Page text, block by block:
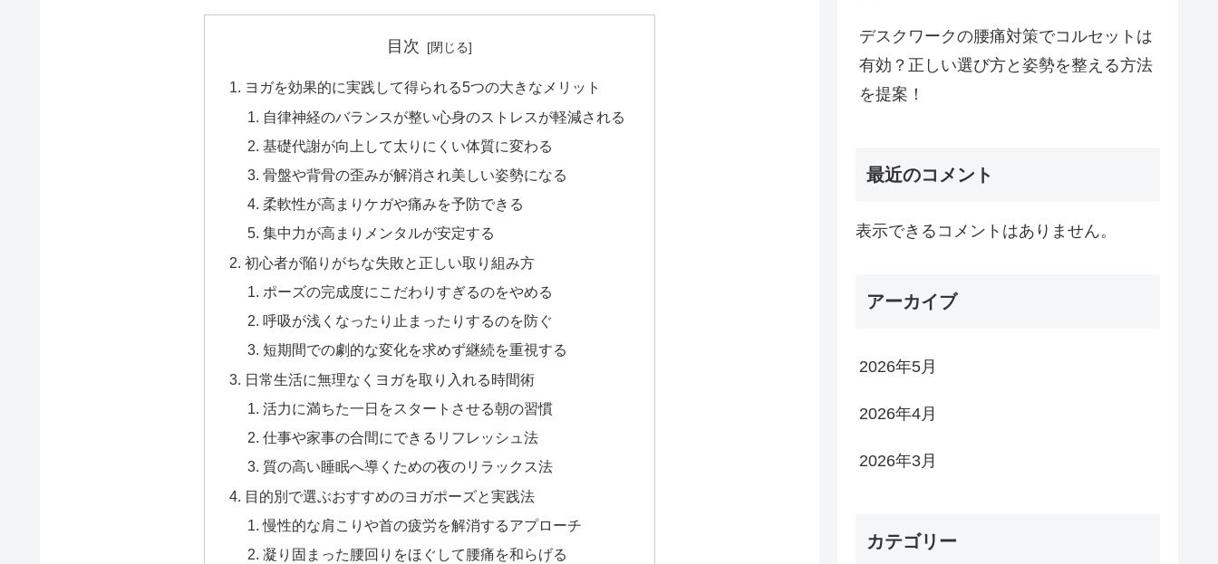
目次
ヨガを効果的に実践して得られる5つの大きなメリット
自律神経のバランスが整い心身のストレスが軽減される
基礎代謝が向上して太りにくい体質に変わる
骨盤や背骨の歪みが解消され美しい姿勢になる
柔軟性が高まりケガや痛みを予防できる
集中力が高まりメンタルが安定する
初心者が陥りがちな失敗と正しい取り組み方
ポーズの完成度にこだわりすぎるのをやめる
呼吸が浅くなったり止まったりするのを防ぐ
短期間での劇的な変化を求めず継続を重視する
日常生活に無理なくヨガを取り入れる時間術
活力に満ちた一日をスタートさせる朝の習慣
仕事や家事の合間にできるリフレッシュ法
質の高い睡眠へ導くための夜のリラックス法
目的別で選ぶおすすめのヨガポーズと実践法
慢性的な肩こりや首の疲労を解消するアプローチ
凝り固まった腰回りをほぐして腰痛を和らげる
デスクワークの腰痛対策でコルセットは
有効？正しい選び方と姿勢を整える方法
を提案！
最近のコメント
表示できるコメントはありません。
アーカイブ
2026年5月
2026年4月
2026年3月
カテゴリー